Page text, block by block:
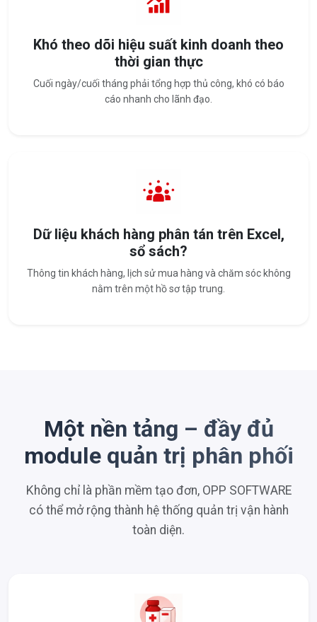
Khó theo dõi hiệu suất kinh doanh theo
thời gian thực
Cuối ngày/cuối tháng phải tổng hợp thủ công, khó có báo
cáo nhanh cho lãnh đạo.
Dữ liệu khách hàng phân tán trên Excel,
sổ sách?
Thông tin khách hàng, lịch sử mua hàng và chăm sóc không
nằm trên một hồ sơ tập trung.
Một nền tảng – đầy đủ
module quản trị phân phối
Không chỉ là phần mềm tạo đơn, OPP SOFTWARE
có thể mở rộng thành hệ thống quản trị vận hành
toàn diện.